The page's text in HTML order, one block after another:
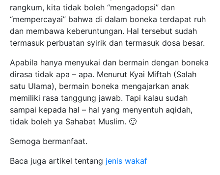
rangkum, kita tidak boleh “mengadopsi” dan
“mempercayai” bahwa di dalam boneka terdapat ruh
dan membawa keberuntungan. Hal tersebut sudah
termasuk perbuatan syirik dan termasuk dosa besar.
Apabila hanya menyukai dan bermain dengan boneka
dirasa tidak apa – apa. Menurut Kyai Miftah (Salah
satu Ulama), bermain boneka mengajarkan anak
memiliki rasa tanggung jawab. Tapi kalau sudah
sampai kepada hal – hal yang menyentuh aqidah,
tidak boleh ya Sahabat Muslim. 🙂
Semoga bermanfaat.
Baca juga artikel tentang jenis wakaf